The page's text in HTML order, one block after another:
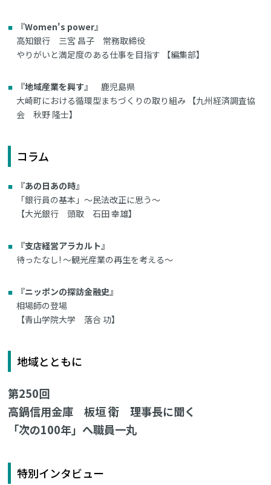
『Women's power』
高知銀行 三宮 昌子 常務取締役
やりがいと満足度のある仕事を目指す 【編集部】
『地域産業を興す』
鹿児島県
大崎町における循環型まちづくりの取り組み 【九州経済調査協
会 秋野 隆士】
コラム
『あの日あの時』
「銀行員の基本」～民法改正に思う～
【大光銀行 頭取 石田 幸雄】
『支店経営アラカルト』
待ったなし! ～観光産業の再生を考える～
『ニッポンの探訪金融史』
相場師の登場
【青山学院大学 落合 功】
地域とともに
第250回
高鍋信用金庫 板垣 衛 理事長に聞く
「次の100年」へ職員一丸
特別インタビュー